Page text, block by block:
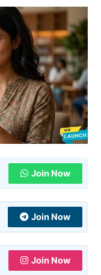
Join Now
Join Now
Join Now